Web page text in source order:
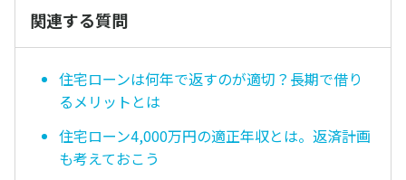
関連する質問
住宅ローンは何年で返すのが適切？長期で借り
るメリットとは
住宅ローン4,000万円の適正年収とは。返済計画
も考えておこう